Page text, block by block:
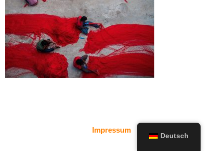
Impressum
Deutsch